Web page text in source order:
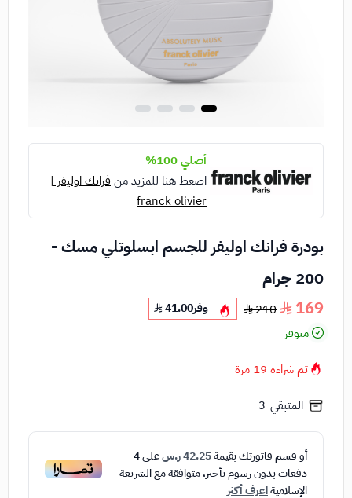
أصلي 100%
اضغط هنا للمزيد من فرانك اوليفر |
franck olivier
بودرة فرانك اوليفر للجسم ابسلوتلي مسك -
200 جرام
169
210 وفر41.00
متوفر
تم شراءه 19 مرة
المتبقي 3
أو قسم فاتورتك بقيمة42.25 ر.س على4
دفعات بدون رسوم تأخير، متوافقة مع الشريعة
الإسلاميةاعرف أكثر